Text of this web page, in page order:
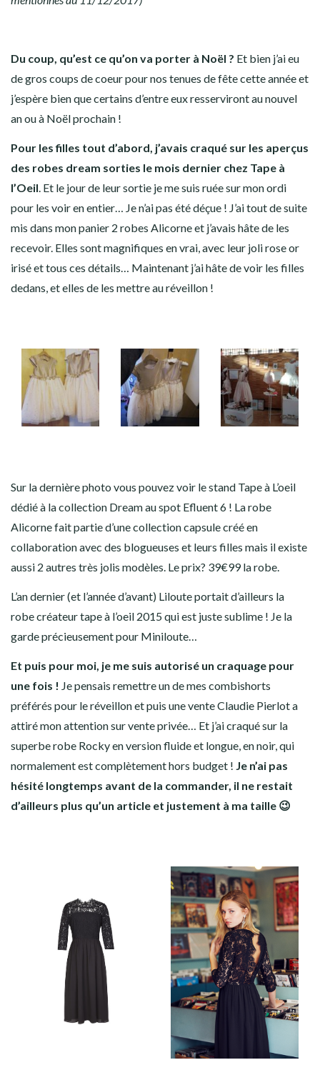
Du coup, qu’est ce qu’on va porter à Noël ? Et bien j’ai eu
de gros coups de coeur pour nos tenues de fête cette année et
j’espère bien que certains d’entre eux resserviront au nouvel
an ou à Noël prochain !
Pour les filles tout d’abord, j’avais craqué sur les aperçus
des robes dream sorties le mois dernier chez Tape à
l’Oeil. Et le jour de leur sortie je me suis ruée sur mon ordi
pour les voir en entier… Je n’ai pas été déçue ! J’ai tout de suite
mis dans mon panier 2 robes Alicorne et j’avais hâte de les
recevoir. Elles sont magnifiques en vrai, avec leur joli rose or
irisé et tous ces détails… Maintenant j’ai hâte de voir les filles
dedans, et elles de les mettre au réveillon !
Sur la dernière photo vous pouvez voir le stand Tape à L’oeil
dédié à la collection Dream au spot Efluent 6 ! La robe
Alicorne fait partie d’une collection capsule créé en
collaboration avec des blogueuses et leurs filles mais il existe
aussi 2 autres très jolis modèles. Le prix? 39€99 la robe.
L’an dernier (et l’année d’avant) Liloute portait d’ailleurs la
robe créateur tape à l’oeil 2015 qui est juste sublime ! Je la
garde précieusement pour Miniloute…
Et puis pour moi, je me suis autorisé un craquage pour
une fois ! Je pensais remettre un de mes combishorts
préférés pour le réveillon et puis une vente Claudie Pierlot a
attiré mon attention sur vente privée… Et j’ai craqué sur la
superbe robe Rocky en version fluide et longue, en noir, qui
normalement est complètement hors budget ! Je n’ai pas
hésité longtemps avant de la commander, il ne restait
d’ailleurs plus qu’un article et justement à ma taille 😉